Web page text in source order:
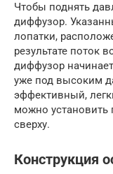
Чтобы поднять
диффузор.
лопатки,
результате поток
диффузор
уже под высоким
эффективный,
можно установить
сверху.
Конструкция